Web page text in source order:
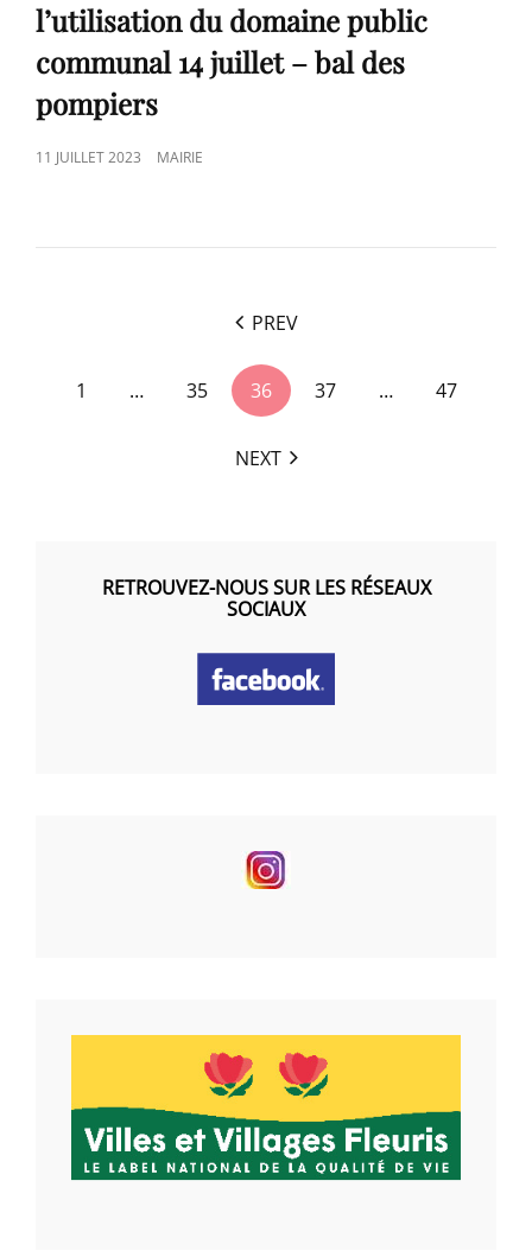
l’utilisation du domaine public
communal 14 juillet – bal des
pompiers
POSTED
11 JUILLET 2023 MAIRIE
screen-
PREV
1 … 35 36 37 … 47
NEXT
RETROUVEZ-NOUS SUR LES RÉSEAUX
SOCIAUX